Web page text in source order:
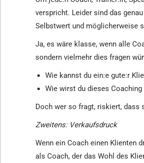
verspricht. Leider sind das
Selbstwert und möglicherweise
Ja, es wäre klasse, wenn alle
sondern vielmehr dies fragen
Wie kannst du ein:e gute:r
Wie wirst du dieses
Doch wer so fragt, riskiert, dass
Zweitens: Verkaufsdruck
Wenn ein Coach einen Klienten
als Coach, der das Wohl des